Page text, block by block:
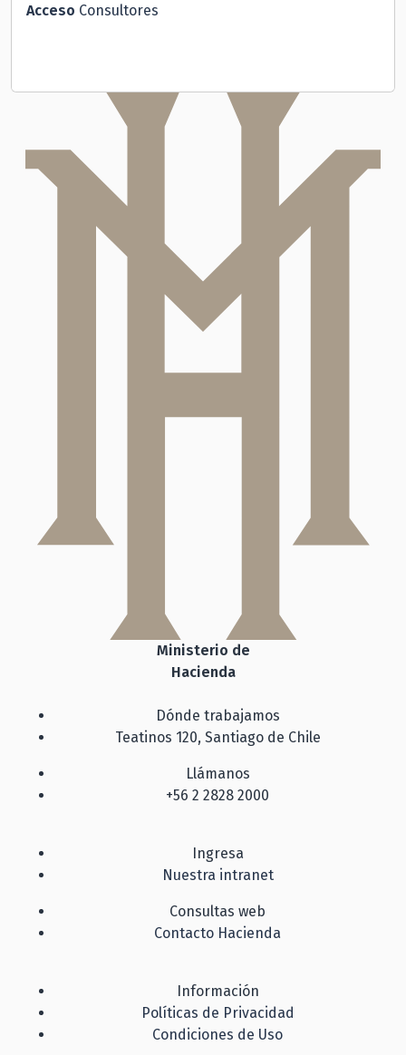
Acceso Consultores
Ministerio de
Hacienda
Dónde trabajamos
Teatinos 120, Santiago de Chile
Llámanos
+56 2 2828 2000
Ingresa
Nuestra intranet
Consultas web
Contacto Hacienda
Información
Políticas de Privacidad
Condiciones de Uso